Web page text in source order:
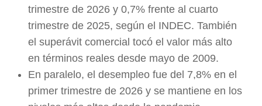
trimestre de 2026 y 0,7% frente al cuarto
trimestre de 2025, según el INDEC. También
el superávit comercial tocó el valor más alto
en términos reales desde mayo de 2009.
En paralelo, el desempleo fue del 7,8% en el
primer trimestre de 2026 y se mantiene en los